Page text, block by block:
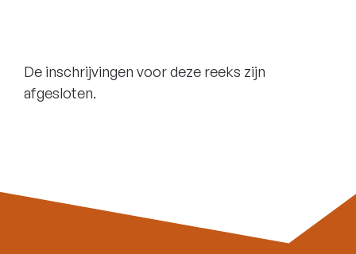
De inschrijvingen voor deze reeks zijn
afgesloten.